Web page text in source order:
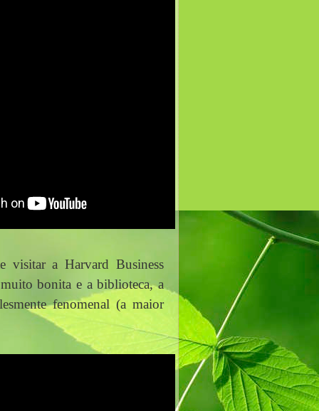
visitar a Harvard Business
bonita e a biblioteca, a
fenomenal (a maior